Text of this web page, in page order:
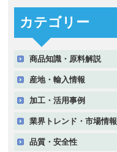
カテゴリー
商品知識・原料解説
産地・輸入情報
加工・活用事例
業界トレンド・市場情報
品質・安全性